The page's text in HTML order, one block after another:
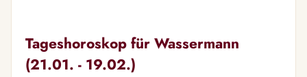
Tageshoroskop für Wassermann
(21.01. - 19.02.)